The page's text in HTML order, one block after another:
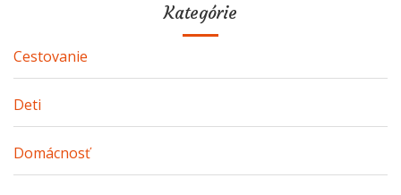
Kategórie
Cestovanie
Deti
Domácnosť